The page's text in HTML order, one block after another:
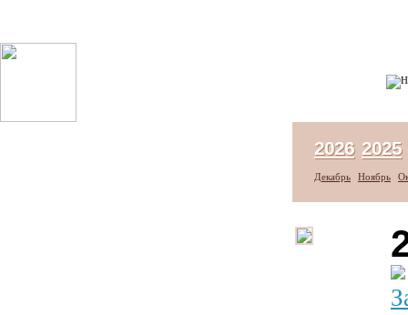
2026 2025
Декабрь Ноябрь